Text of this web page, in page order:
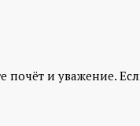
почёт и уважение.